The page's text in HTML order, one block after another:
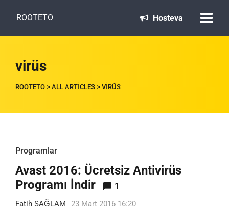
ROOTETO Hosteva
virüs
ROOTETO > ALL ARTICLES > VIRÜS
Programlar
Avast 2016: Ücretsiz Antivirüs
Programı İndir
1
Fatih SAĞLAM 23 Mart 2016 16:20